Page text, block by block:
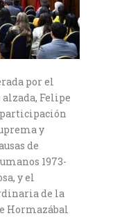
por el
Felipe
participación
y
de
1973-
y el
de la
Hormazábal